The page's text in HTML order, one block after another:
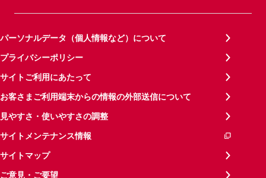
パーソナルデータ（個人情報など）について
プライバシーポリシー
サイトご利用にあたって
お客さまご利用端末からの情報の外部送信について
見やすさ・使いやすさの調整
サイトメンテナンス情報
サイトマップ
ご意見・ご要望